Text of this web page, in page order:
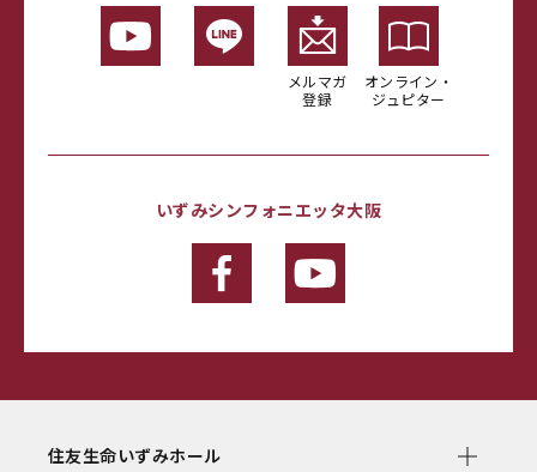
メルマガ
登録
オンライン・
ジュピター
いずみシンフォニエッタ大阪
住友生命いずみホール